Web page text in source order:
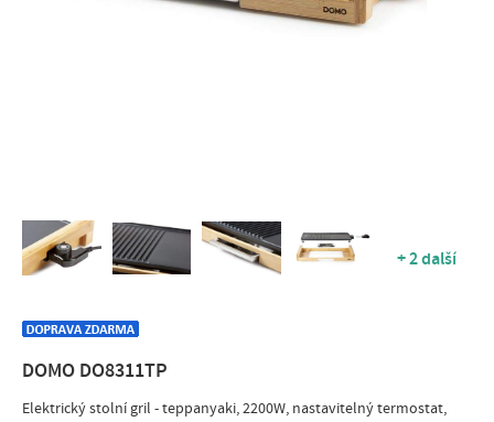
+ 2 další
DOMO DO8311TP
Elektrický stolní gril - teppanyaki, 2200W, nastavitelný termostat,